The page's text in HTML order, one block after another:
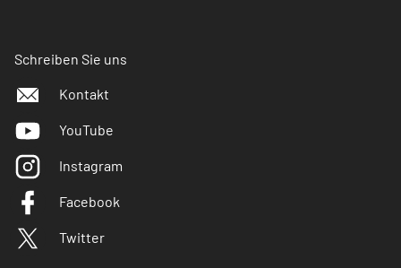
Schreiben Sie uns
Kontakt
YouTube
Instagram
Facebook
Twitter